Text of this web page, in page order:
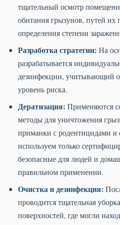
тщательный осмотр
обитания грызунов, путей их
определения степени
Разработка стратегии: На
разрабатывается
дезинфекции, учитывающий
уровень риска.
Дератизация: Применяются
методы для уничтожения
приманки с родентицидами
используем только
безопасные для людей и
правильном применении.
Очистка и дезинфекция:
проводится тщательная
поверхностей, где могли